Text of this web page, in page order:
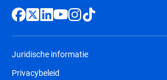
Juridische informatie
Privacybeleid